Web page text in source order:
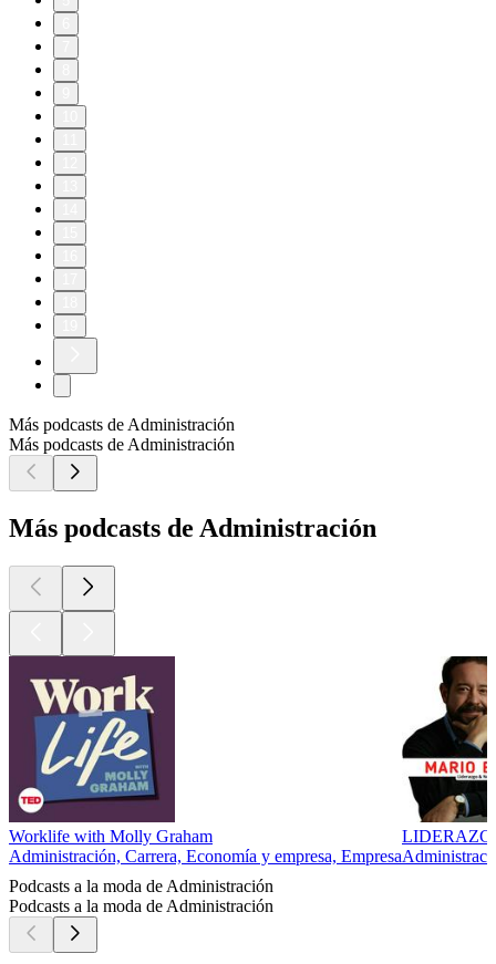
Más podcasts de Administración
Más podcasts de Administración
Más podcasts de Administración
Worklife with Molly Graham
Administración, Carrera, Economía y empresa, Empresa
Podcasts a la moda de Administración
Podcasts a la moda de Administración